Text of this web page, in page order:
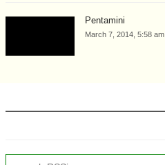
Pentamini
March 7, 2014, 5:58 am